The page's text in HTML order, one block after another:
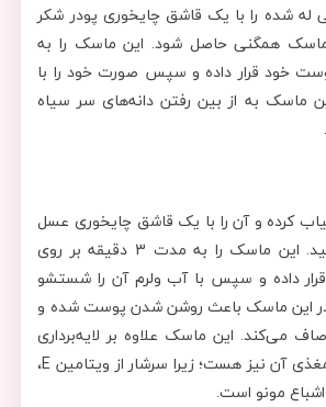
له شده را با یک قاشق چایخوری پودر شکر
همگنی حاصل شود. این ماسک را به
پوست خود قرار داده و سپس صورت خود را با
ماسک به از بین رفتن دانه‌های سر سیاه
کرده و آن را با یک قاشق چایخوری عسل
به خوبی مخلوط کنید. این ماسک را به مدت 3 دقیقه بر روی
داده و سپس با آب ولرم آن را شستشو
در این ماسک باعث روشن شدن پوست شده و
می‌کند. این ماسک علاوه بر لایه‌برداری
پوست، حاوی مواد مغذی آن نیز هست؛ زیرا سرشار از ویتامین E،
مونو است.